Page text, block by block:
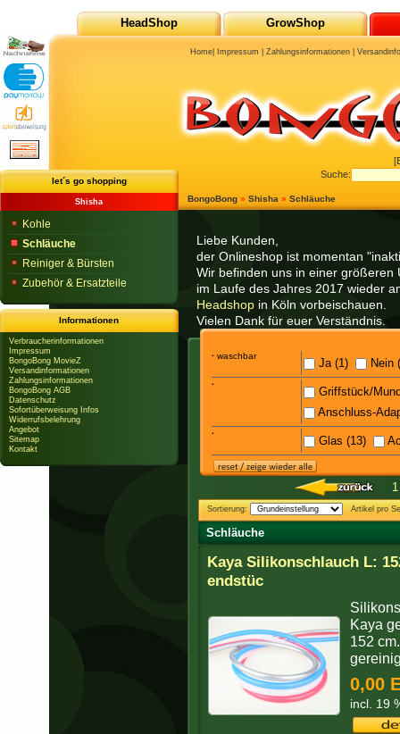
Liebe Kunden,
der Onlineshop ist momentan
Wir befinden uns in einer größeren
im Laufe des Jahres 2017 wieder
Headshop in Köln vorbeischauen.
Vielen Dank für euer Verständnis.
· waschbar
Ja (1) Nein
·
Griffstück/
Anschluss-
·
Glas (13)
1
Sortierung: Artikel pro
Schläuche
Kaya Silikonschlauch L:
endstüc
Kaya
152
0,00
incl. 19
BongoBong » Shisha » Schläuche
let´s go shopping
Shisha
Kohle
Schläuche
Reiniger & Bürsten
Zubehör & Ersatzteile
Informationen
Verbraucherinformationen
Impressum
BongoBong MovieZ
Versandinformationen
Zahlungsinformationen
BongoBong AGB
Datenschutz
Sofortüberweisung Infos
Widerrufsbelehrung
Angebot
Sitemap
Kontakt
HeadShop GrowShop
Suche:
Home Impressum |Zahlungsinformationen |